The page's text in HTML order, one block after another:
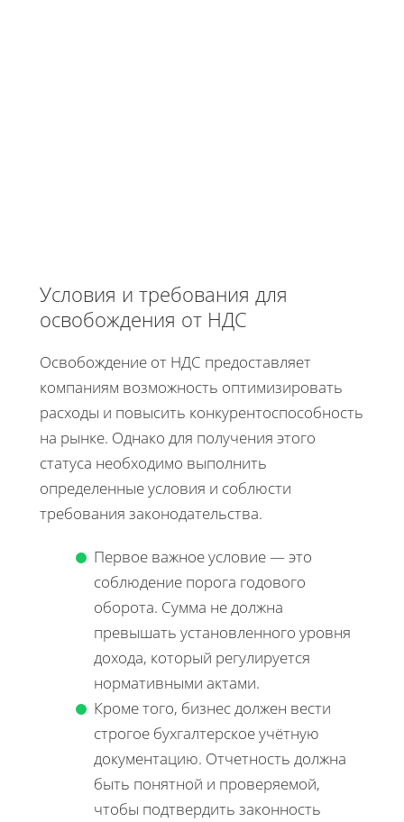
Условия и требования для
освобождения от НДС
Освобождение от НДС предоставляет
компаниям возможность оптимизировать
расходы и повысить конкурентоспособность
на рынке. Однако для получения этого
статуса необходимо выполнить
определенные условия и соблюсти
требования законодательства.
Первое важное условие — это
соблюдение порога годового
оборота. Сумма не должна
превышать установленного уровня
дохода, который регулируется
нормативными актами.
Кроме того, бизнес должен вести
строгое бухгалтерское учётную
документацию. Отчетность должна
быть понятной и проверяемой,
чтобы подтвердить законность